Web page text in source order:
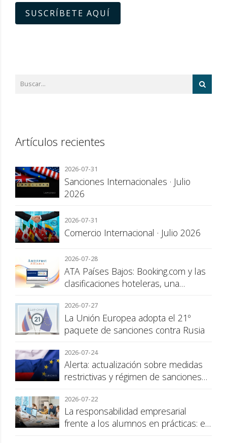
SUSCRÍBETE AQUÍ
Artículos recientes
2026-07-31
Sanciones Internacionales · Julio
2026
2026-07-31
Comercio Internacional · Julio 2026
2026-07-28
ATA Países Bajos: Booking.com y las
clasificaciones hoteleras, una
consumidor
2026-07-27
La Unión Europea adopta el 21º
paquete de sanciones contra Rusia
2026-07-24
Alerta: actualización sobre medidas
restrictivas y régimen de sanciones
2026-07-22
La responsabilidad empresarial
frente a los alumnos en prácticas: el